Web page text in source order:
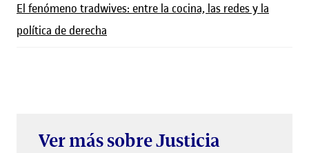
El fenómeno tradwives: entre la cocina, las redes y la
política de derecha
Ver más sobre Justicia